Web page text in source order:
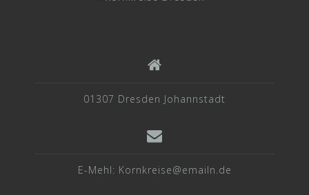
01307 Dresden Johannstadt
E-Mehl: Kornkreise@emailn.de